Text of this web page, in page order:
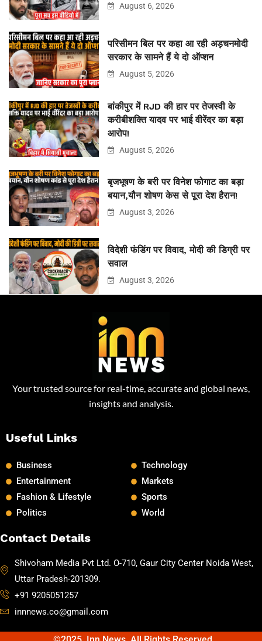
August 6, 2026
परिसीमन बिल पर कहा आ रही अड़चनमोदी
सरकार के सामने हैं ये दो ऑप्शन
August 5, 2026
बांकीपुर में RJD की हार पर तेजस्वी के
करीबीशक्ति यादव पर भाई वीरेंदर का बड़ा
आरोप!
August 5, 2026
बृजभूषण के बरी पर विनेश फोगाट का बड़ा
बयान,यौन शोषण केस से पूरा देश हैरान!
August 3, 2026
विदेशी फंडिंग पर विवाद, मोदी की डिग्री पर
सवाल
August 3, 2026
Your trusted source for real-time, accurate and global news,
insights and analysis.
Useful Links
Business
Entertainment
Fashion & Lifestyle
Politics
Technology
Markets
Sports
World
Contact Details
Shivoham Media Pvt Ltd. O-710, Gaur City Center Noida West,
Uttar Pradesh-201309.
+91 9205051257
innnews.co@gmail.com